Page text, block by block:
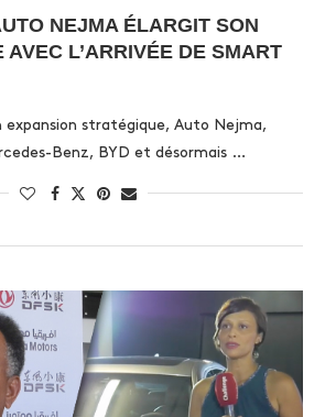
NEJMA ÉLARGIT SON
AVEC L’ARRIVÉE DE SMART
expansion stratégique, Auto Nejma,
Benz, BYD et désormais …